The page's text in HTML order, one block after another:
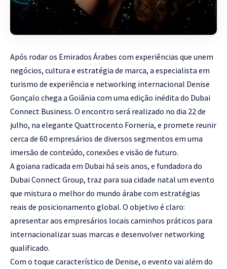
Após rodar os Emirados Árabes com experiências que unem
negócios, cultura e estratégia de marca, a especialista em
turismo de experiência e networking internacional Denise
Gonçalo chega a Goiânia com uma edição inédita do Dubai
Connect Business. O encontro será realizado no dia 22 de
julho, na elegante Quattrocento Forneria, e promete reunir
cerca de 60 empresários de diversos segmentos em uma
imersão de conteúdo, conexões e visão de futuro.
A goiana radicada em Dubai há seis anos, e fundadora do
Dubai Connect Group, traz para sua cidade natal um evento
que mistura o melhor do mundo árabe com estratégias
reais de posicionamento global. O objetivo é claro:
apresentar aos empresários locais caminhos práticos para
internacionalizar suas marcas e desenvolver networking
qualificado.
Com o toque característico de Denise, o evento vai além do